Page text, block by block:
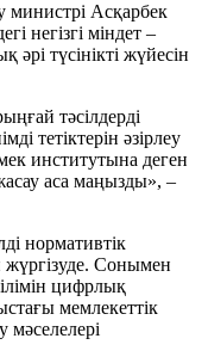
министрі Асқарбек
негізгі міндет –
әрі түсінікті жүйесін
тәсілдерді
тетіктерін әзірлеу
институтына деген
аса маңызды», –
нормативтік
Сонымен
цифрлық
мемлекеттік
мәселелері